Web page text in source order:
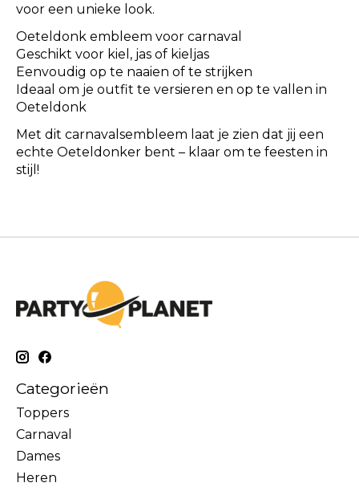
voor een unieke look.
Oeteldonk embleem voor carnaval
Geschikt voor kiel, jas of kieljas
Eenvoudig op te naaien of te strijken
Ideaal om je outfit te versieren en op te vallen in
Oeteldonk
Met dit carnavalsembleem laat je zien dat jij een
echte Oeteldonker bent – klaar om te feesten in
stijl!
Categorieën
Toppers
Carnaval
Dames
Heren